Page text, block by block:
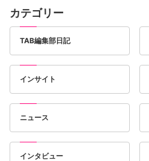
カテゴリー
TAB編集部日記
インサイト
ニュース
インタビュー